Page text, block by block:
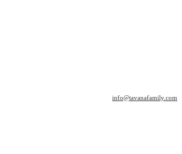
info@tavanafamily.com